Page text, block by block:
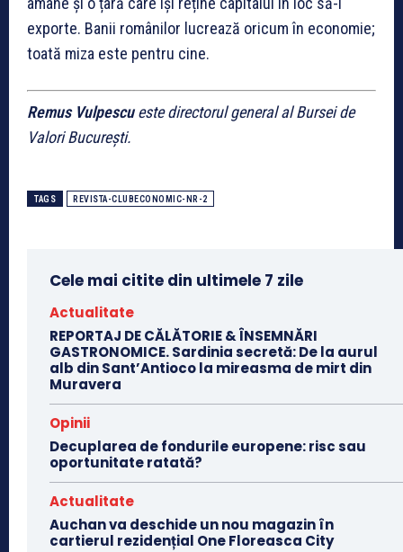
exporte. Banii românilor lucrează oricum în economie;
toată miza este pentru cine.
Remus Vulpescueste directorul general al Bursei de
Valori București.
TAGS REVISTA-CLUBECONOMIC-NR-2
Cele mai citite din ultimele 7 zile
Actualitate
REPORTAJ DE CĂLĂTORIE & ÎNSEMNĂRI
GASTRONOMICE. Sardinia secretă: De la aurul
alb din Sant’Antioco la mireasma de mirt din
Muravera
Opinii
Decuplarea de fondurile europene: risc sau
oportunitate ratată?
Actualitate
Auchan va deschide un nou magazin în
cartierul rezidențial One Floreasca City